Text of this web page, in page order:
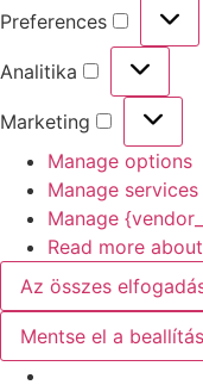
Preferences
Analitika
Marketing
Manage options
Manage services
Manage
Read more
Az összes
Mentse el a